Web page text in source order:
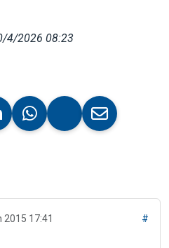
4/2026 08:23
2015 17:41 #